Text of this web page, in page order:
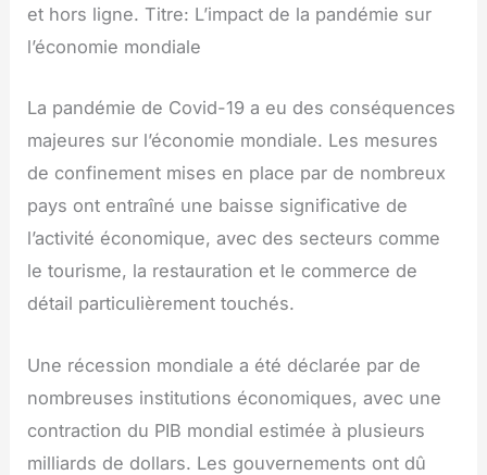
et hors ligne. Titre: L’impact de la pandémie sur
l’économie mondiale
La pandémie de Covid-19 a eu des conséquences
majeures sur l’économie mondiale. Les mesures
de confinement mises en place par de nombreux
pays ont entraîné une baisse significative de
l’activité économique, avec des secteurs comme
le tourisme, la restauration et le commerce de
détail particulièrement touchés.
Une récession mondiale a été déclarée par de
nombreuses institutions économiques, avec une
contraction du PIB mondial estimée à plusieurs
milliards de dollars. Les gouvernements ont dû